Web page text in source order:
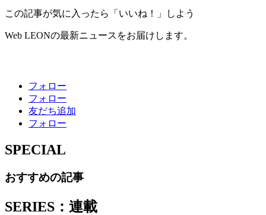
この記事が気に入ったら「いいね！」しよう
Web LEONの最新ニュースをお届けします。
フォロー
フォロー
友だち追加
フォロー
SPECIAL
おすすめの記事
SERIES：連載